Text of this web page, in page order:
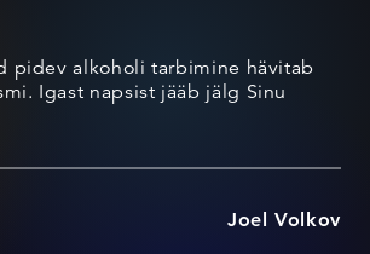
pidev alkoholi tarbimine hävitab
Igast napsist jääb jälg Sinu
Joel Volkov